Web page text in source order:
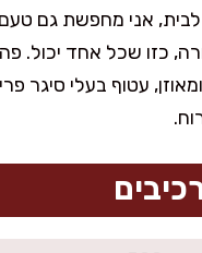
אני מחפשת גם
כזו שכל אחד יכול. פה
עטוף בעלי סיגר